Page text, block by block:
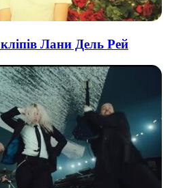
Лани Дель Рей